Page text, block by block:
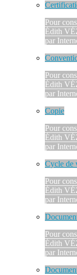
Pour
Édith
par
Pour
Édith
par
Copie
Pour
Édith
par
Cycle de
Pour
Édith
par
Pour
Édith
par